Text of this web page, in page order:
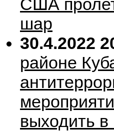
США
шар
30.4.2022
районе
выходить